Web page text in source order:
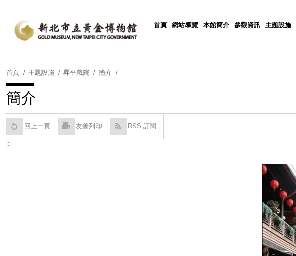
::: 首頁 網站導覽 本館簡介 參觀資訊 主題設施
Powered by Translate
首頁 主題設施 昇平戲院 簡介
簡介
回上一頁 友善列印 RSS 訂閱
:::